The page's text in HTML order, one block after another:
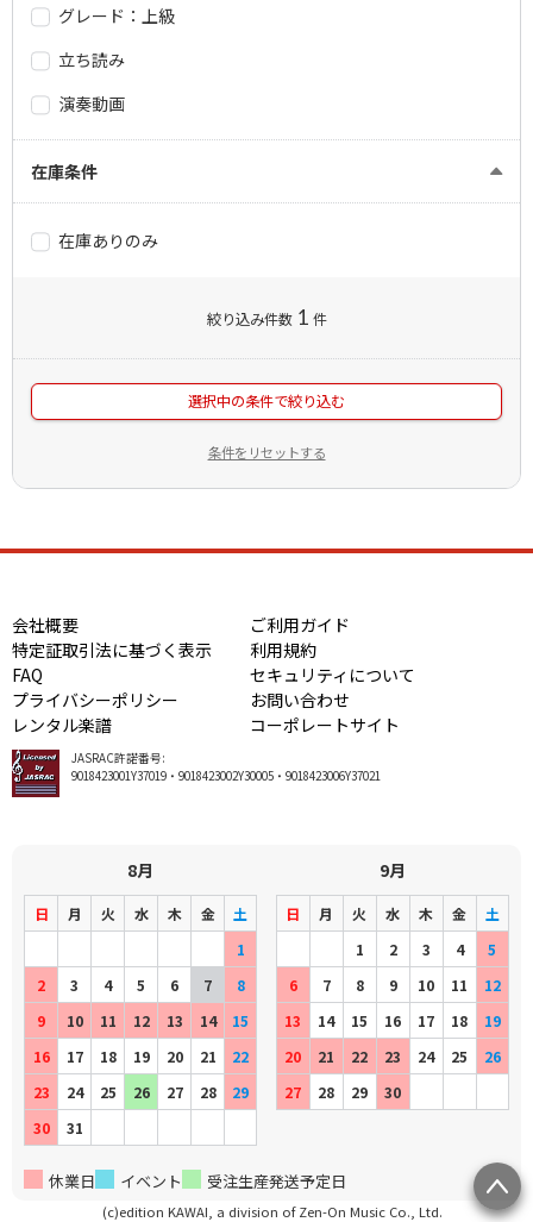
グレード：上級
立ち読み
演奏動画
在庫条件
在庫ありのみ
絞り込み件数 1 件
選択中の条件で絞り込む
条件をリセットする
会社概要
ご利用ガイド
特定証取引法に基づく表示
利用規約
FAQ
セキュリティについて
プライバシーポリシー
お問い合わせ
レンタル楽譜
コーポレートサイト
JASRAC許諾番号:
9018423001Y37019・9018423002Y30005・9018423006Y37021
8月
日 月 火 水 木 金
土
1
2
3 4 5 6 7
8
9
10 11 12 13 14
15
16
17 18 19 20 21
22
23
24 25 26 27 28
29
30
31
9月
日 月 火 水 木 金
土
1
2 3 4
5
6
7 8 9 10 11
12
13
14 15 16 17 18
19
20
21 22 23 24 25
26
27
28 29 30
休業日 イベント 受注生産発送予定日
(c)edition KAWAI, a division of Zen-On Music Co., Ltd.